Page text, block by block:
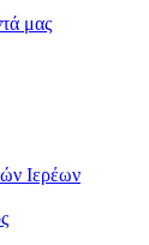
μας
Ιερέων